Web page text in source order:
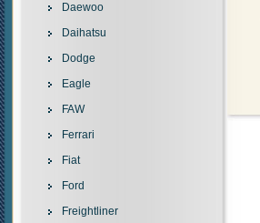
Daewoo
Daihatsu
Dodge
Eagle
FAW
Ferrari
Fiat
Ford
Freightliner